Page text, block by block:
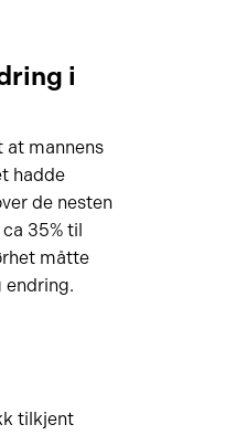
i
at mannens
hadde
de nesten
35% til
måtte
endring.
tilkjent